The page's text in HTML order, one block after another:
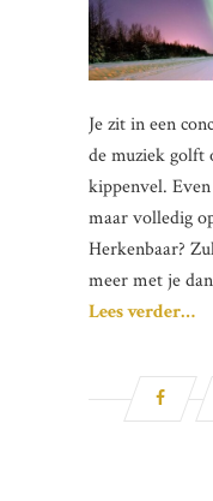
Je zit in een
de muziek golft
kippenvel.
maar volledig
Herkenbaar?
meer met je
Lees verder…